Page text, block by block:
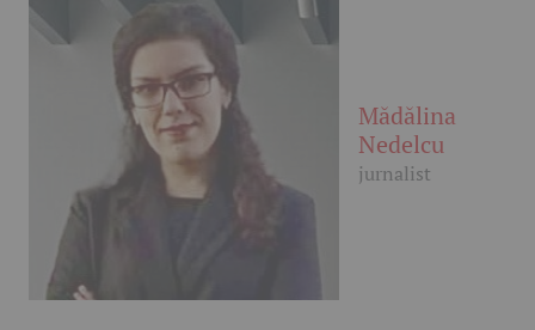
Mădălina
Nedelcu
jurnalist